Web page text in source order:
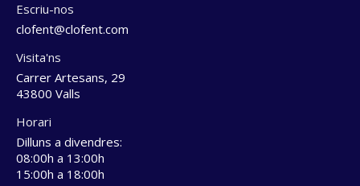
Escriu-nos
clofent@clofent.com
Visita'ns
Carrer Artesans, 29
43800 Valls
Horari
Dilluns a divendres:
08:00h a 13:00h
15:00h a 18:00h